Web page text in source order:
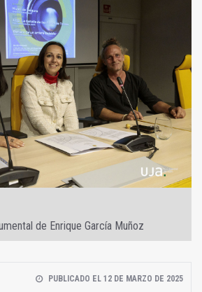
de Enrique García Muñoz
PUBLICADO EL 12 DE MARZO DE 2025